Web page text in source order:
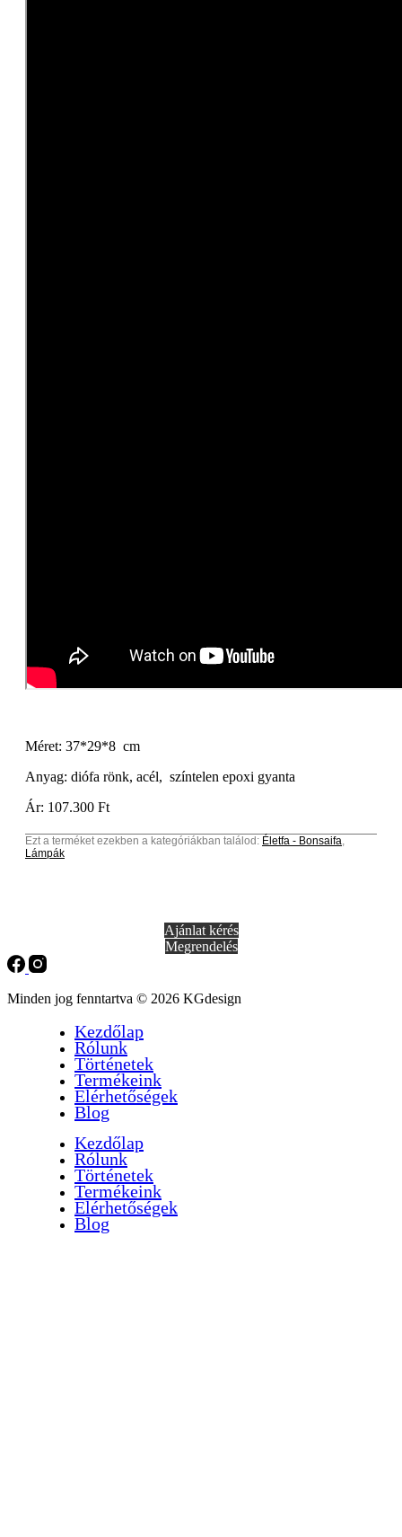
Méret: 37*29*8 cm
Anyag: diófa rönk, acél, színtelen epoxi gyanta
Ár: 107.300 Ft
Ezt a terméket ezekben a kategóriákban találod: Életfa - Bonsaifa,
Lámpák
Ajánlat kérés
Megrendelés
Minden jog fenntartva © 2026 KGdesign
Kezdőlap
Rólunk
Történetek
Termékeink
Elérhetőségek
Blog
Kezdőlap
Rólunk
Történetek
Termékeink
Elérhetőségek
Blog